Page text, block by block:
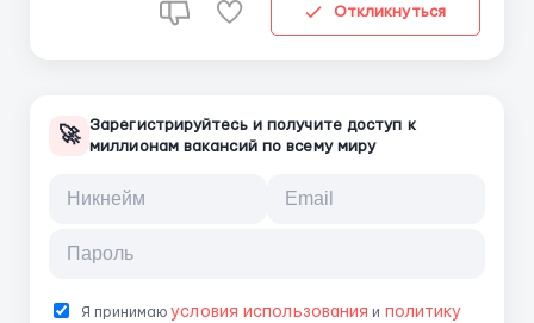
Откликнуться
🚀 Зарегистрируйтесь и получите доступ к
миллионам вакансий по всему миру
Я принимаюусловия использования и политику